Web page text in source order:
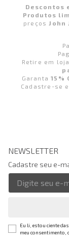
Descontos
Produtos
preços John
Retire em
Garanta15%
Cadastre-se
NEWSLETTER
Cadastre seu e-
Eu li, estou ciente
meu consentimento,